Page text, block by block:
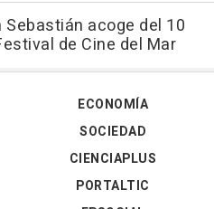
Sebastián acoge del 10
de Cine del Mar
ECONOMÍA
SOCIEDAD
CIENCIAPLUS
PORTALTIC